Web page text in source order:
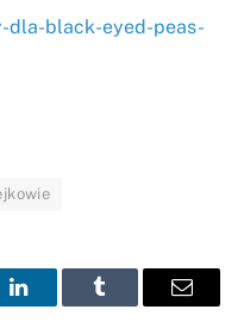
dla-black-eyed-peas-
LinkedInTumblr Email